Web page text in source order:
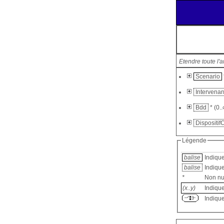
Etendre toute
Scenario
Bdd *
Légende
balise
balise
*
Non
(x..y)